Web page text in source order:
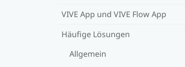
VIVE App und VIVE Flow App
Häufige Lösungen
Allgemein